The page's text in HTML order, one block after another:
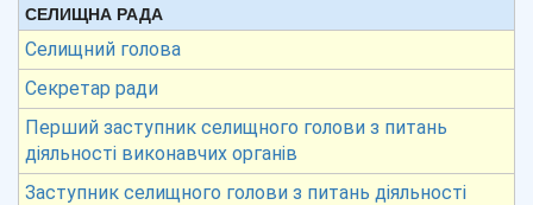
СЕЛИЩНА РАДА
Селищний голова
Секретар ради
Перший заступник селищного голови з питань
діяльності виконавчих органів
Заступник селищного голови з питань діяльності